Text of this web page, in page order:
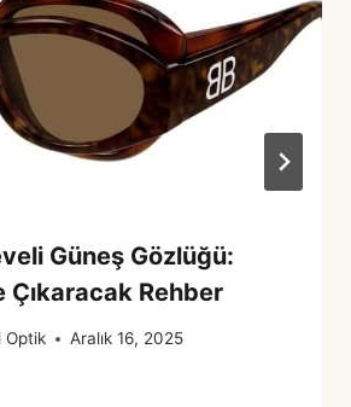
Güneş Gözlüğü:
Çıkaracak Rehber
Optik Aralık 16, 2025